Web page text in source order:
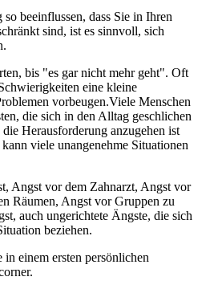
beeinflussen, dass Sie in Ihren
sind, ist es sinnvoll, sich
bis "es gar nicht mehr geht". Oft
eine kleine
vorbeugen.Viele Menschen
die sich in den Alltag geschlichen
Herausforderung anzugehen ist
viele unangenehme Situationen
Angst vor dem Zahnarzt, Angst vor
Räumen, Angst vor Gruppen zu
auch ungerichtete Ängste, die sich
beziehen.
einem ersten persönlichen